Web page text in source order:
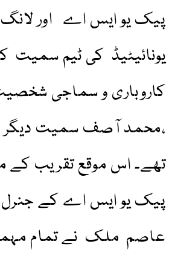
پیک یو ایس اے اور لانگ
یونائیٹیڈ کی ٹیم سمیت
کاروباری و سماجی
،محمد آصف سمیت دیگر
تھے۔ اس موقع تقریب کے
پیک یو ایس اے کے جنرل
عاصم ملک نے تمام